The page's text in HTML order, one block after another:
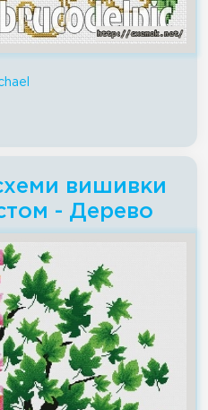
вишивки
- Дерево